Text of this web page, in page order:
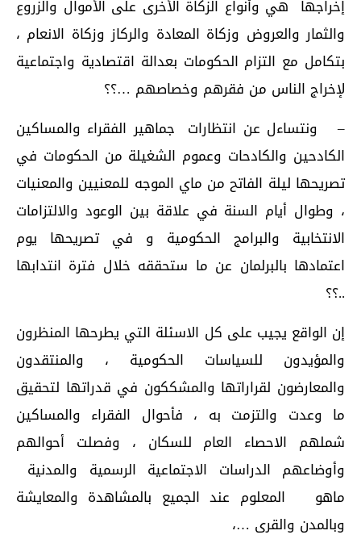
إخراجها هي وأنواع الزكاة الأخرى على الأموال والزروع
والثمار والعروض وزكاة المعادة والركاز وزكاة الانعام ،
بتكامل مع التزام الحكومات بعدالة اقتصادية واجتماعية
لإخراج الناس من فقرهم وخصاصهم …؟؟
– ونتساءل عن انتظارات جماهير الفقراء والمساكين
الكادحين والكادحات وعموم الشغيلة من الحكومات في
تصريحها ليلة الفاتح من ماي الموجه للمعنيين والمعنيات
، وطوال أيام السنة في علاقة بين الوعود والالتزامات
الانتخابية والبرامج الحكومية و في تصريحها يوم
اعتمادها بالبرلمان عن ما ستحققه خلال فترة انتدابها
..؟؟
إن الواقع يجيب على كل الاسئلة التي يطرحها المنظرون
والمؤيدون للسياسات الحكومية ، والمنتقدون
والمعارضون لقراراتها والمشككون في قدراتها لتحقيق
ما وعدت والتزمت به ، فأحوال الفقراء والمساكين
شملهم الاحصاء العام للسكان ، وفصلت أحوالهم
وأوضاعهم الدراسات الاجتماعية الرسمية والمدنية
ماهو المعلوم عند الجميع بالمشاهدة والمعايشة
وبالمدن والقرى …،